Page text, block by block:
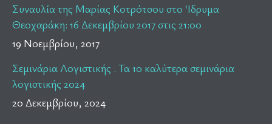
Συναυλία της Μαρίας Κοτρότσου στο ‘Ιδρυμα
Θεοχαράκη: 16 Δεκεμβρίου 2017 στις 21:00
19 Νοεμβρίου, 2017
Σεμινάρια Λογιστικής . Τα 10 καλύτερα σεμινάρια
λογιστικής 2024
20 Δεκεμβρίου, 2024